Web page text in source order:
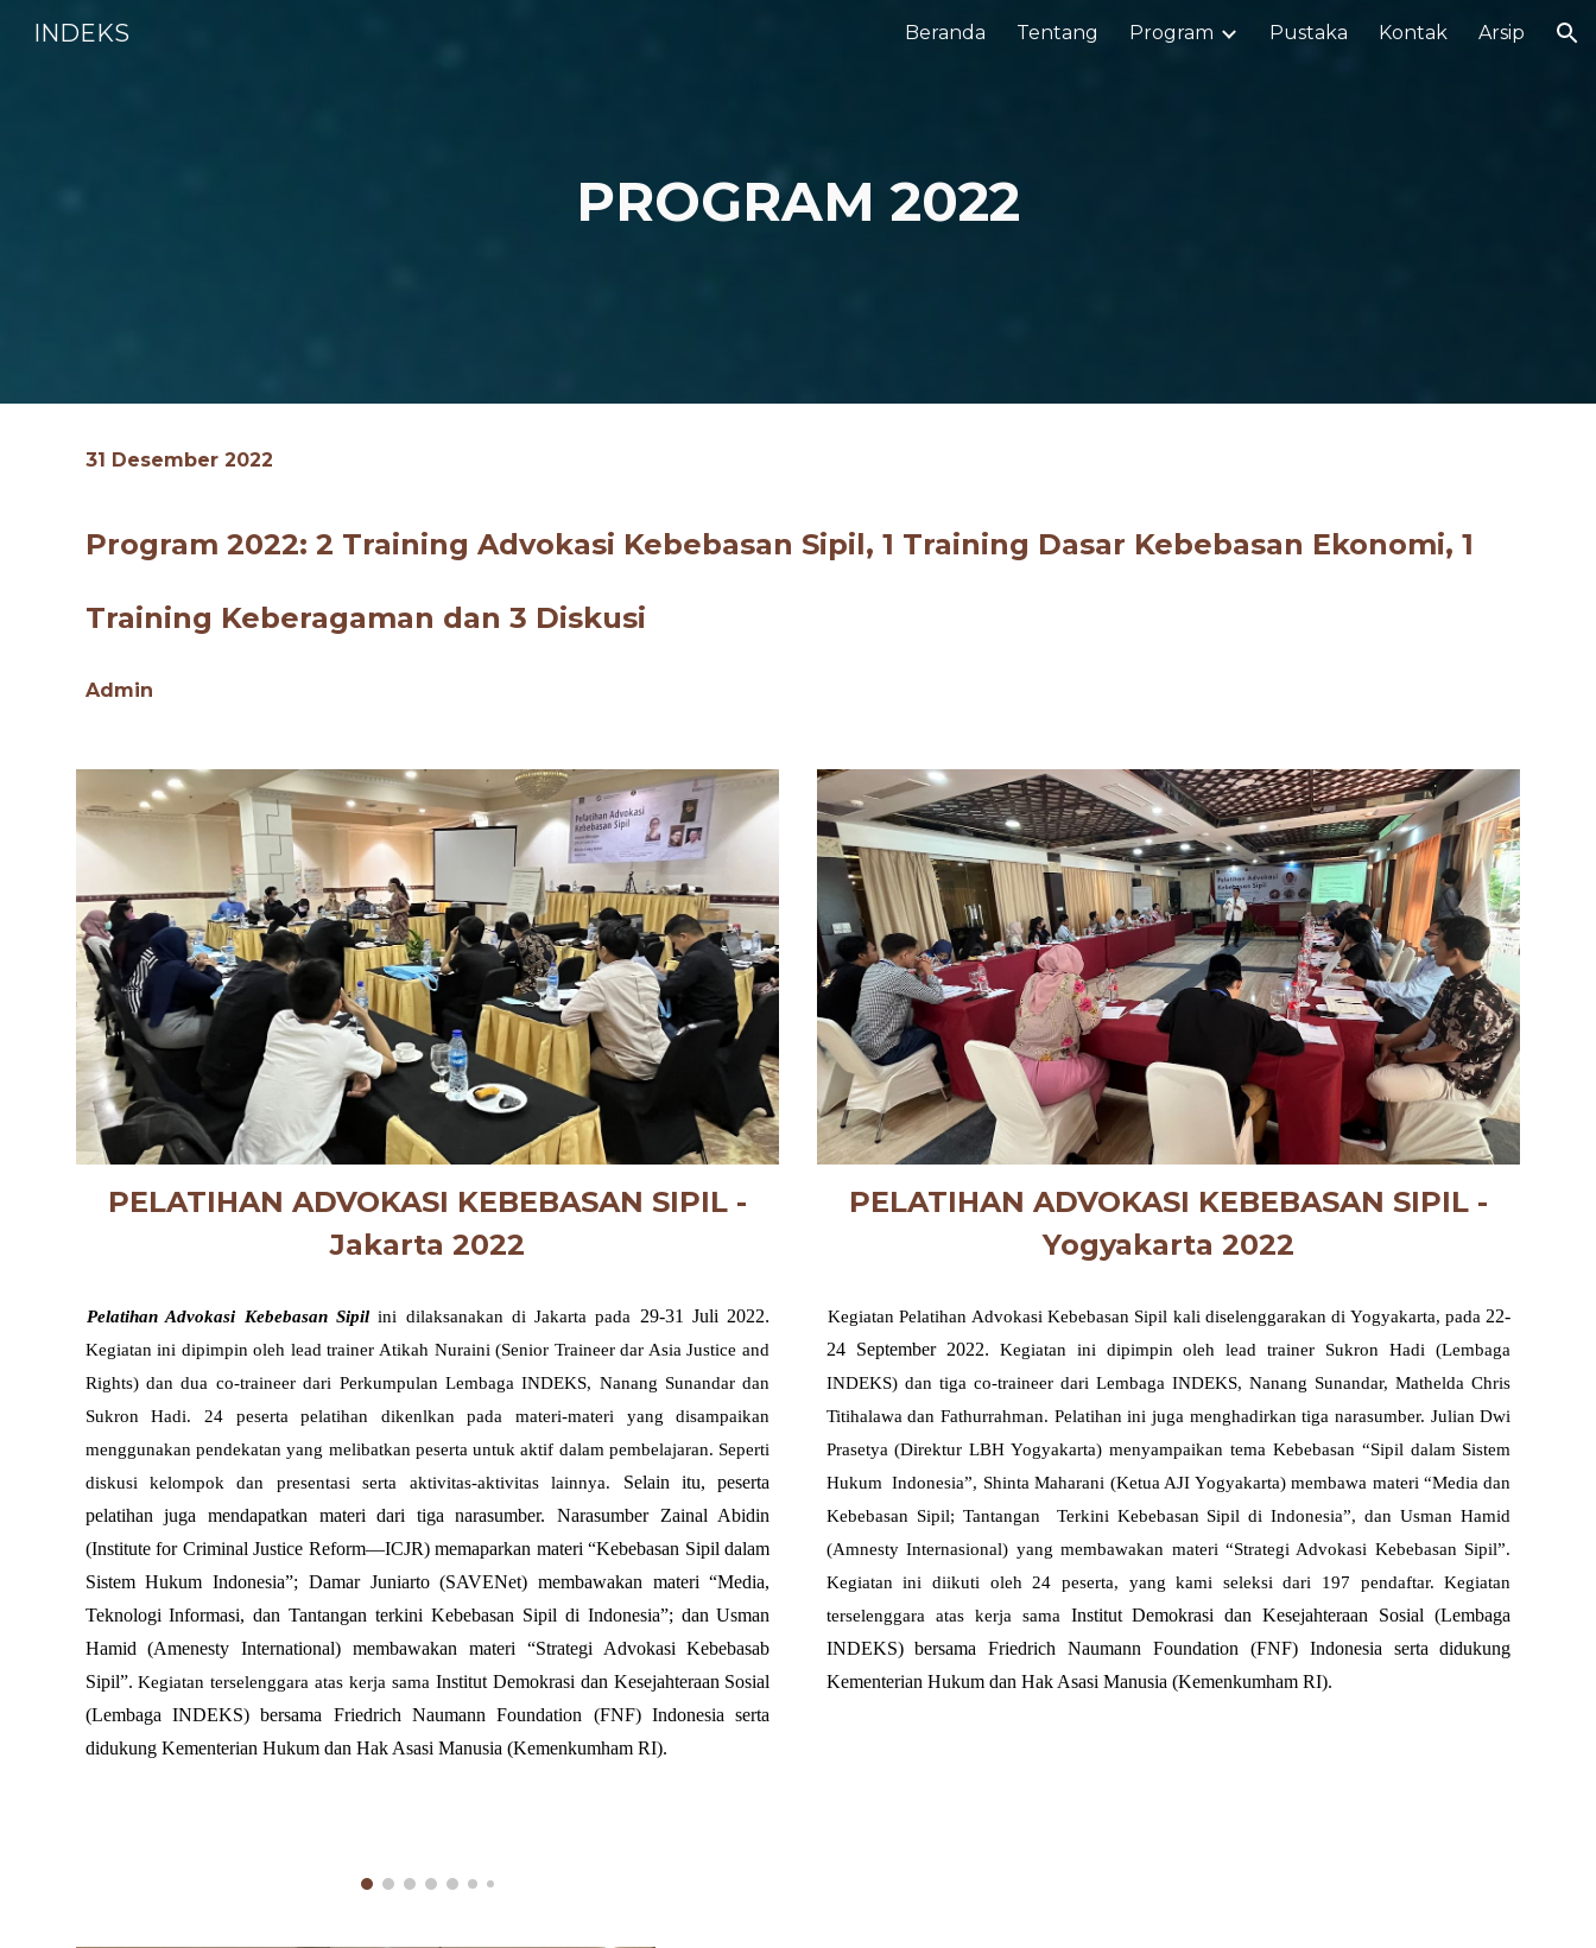
Skip to navigation
INDEKS Beranda Tentang Program Pustaka Kontak Arsip
PROGRAM 2022
31 Desember 2022
Program 2022: 2 Training Advokasi Kebebasan Sipil, 1 Training Dasar Kebebasan Ekonomi, 1
Training Keberagaman dan 3 Diskusi
Admin
PELATIHAN ADVOKASI KEBEBASAN SIPIL -
Jakarta 2022
Pelatihan Advokasi Kebebasan Sipilini dilaksanakan di Jakarta pada 29-31 Juli 2022.
Kegiatan ini dipimpin oleh lead trainer Atikah Nuraini (Senior Traineer dar Asia Justice and
Rights) dan dua co-traineer dari Perkumpulan Lembaga INDEKS, Nanang Sunandar dan
Sukron Hadi. 24 peserta pelatihan dikenlkan pada materi-materi yang disampaikan
menggunakan pendekatan yang melibatkan peserta untuk aktif dalam pembelajaran. Seperti
diskusi kelompok dan presentasi serta aktivitas-aktivitas lainnya. Selain itu, peserta
pelatihan juga mendapatkan materi dari tiga narasumber. Narasumber Zainal Abidin
(Institute for Criminal Justice Reform—ICJR) memaparkan materi “Kebebasan Sipil dalam
Sistem Hukum Indonesia”; Damar Juniarto (SAVENet) membawakan materi “Media,
Teknologi Informasi, dan Tantangan terkini Kebebasan Sipil di Indonesia”; dan Usman
Hamid (Amenesty International) membawakan materi “Strategi Advokasi Kebebasab
Sipil”. Kegiatan terselenggara atas kerja sama Institut Demokrasi dan Kesejahteraan Sosial
(Lembaga INDEKS) bersama Friedrich Naumann Foundation (FNF) Indonesia serta
didukung Kementerian Hukum dan Hak Asasi Manusia (Kemenkumham RI).
PELATIHAN ADVOKASI KEBEBASAN SIPIL -
Yogyakarta 2022
Kegiatan Pelatihan Advokasi Kebebasan Sipil kalidiselenggarakan di Yogyakarta, pada 22-
24 September 2022. Kegiatan ini dipimpin oleh lead trainer Sukron Hadi (Lembaga
INDEKS) dan tiga co-traineer dari Lembaga INDEKS, Nanang Sunandar, Mathelda Chris
Titihalawa dan Fathurrahman. Pelatihan ini juga menghadirkan tiga narasumber. Julian Dwi
Prasetya (Direktur LBH Yogyakarta) menyampaikan tema Kebebasan “Sipil dalam Sistem
Hukum Indonesia”, Shinta Maharani (Ketua AJI Yogyakarta) membawa materi “Media dan
Kebebasan Sipil; Tantangan Terkini Kebebasan Sipil di Indonesia”, dan Usman Hamid
(Amnesty Internasional) yang membawakan materi “Strategi Advokasi Kebebasan Sipil”.
Kegiatan ini diikuti oleh 24 peserta, yang kami seleksi dari 197 pendaftar.Kegiatan
terselenggara atas kerja sama Institut Demokrasi dan Kesejahteraan Sosial (Lembaga
INDEKS) bersama Friedrich Naumann Foundation (FNF) Indonesia serta didukung
Kementerian Hukum dan Hak Asasi Manusia (Kemenkumham RI).